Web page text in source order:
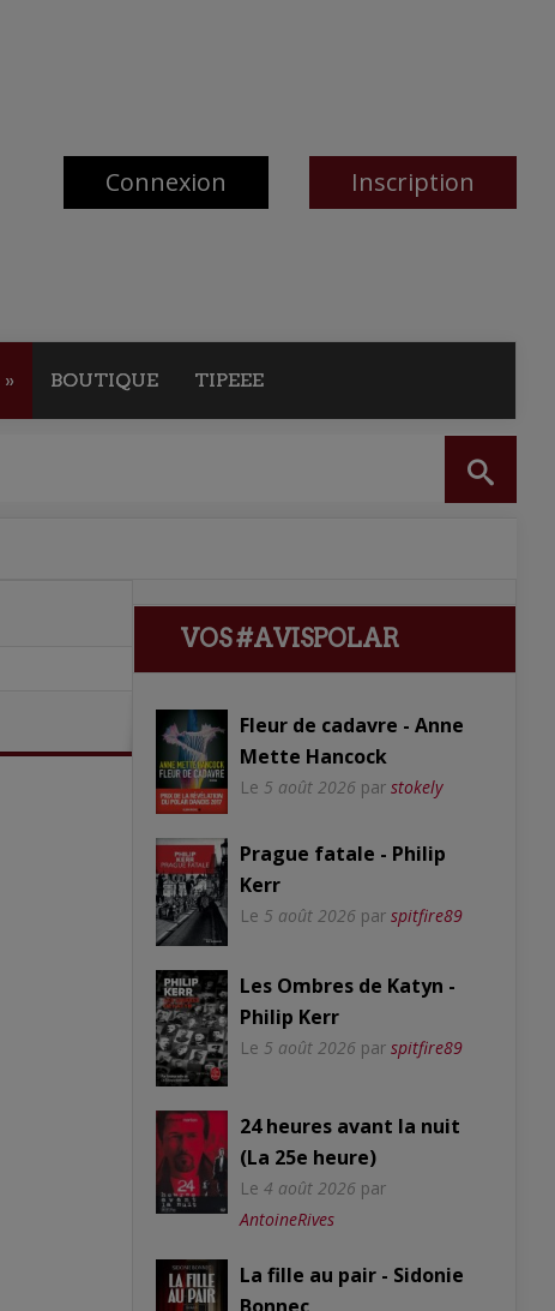
Connexion Inscription
» BOUTIQUE TIPEEE
VOS #AVISPOLAR
Fleur de cadavre - Anne
Mette Hancock
Le 5 août 2026 par stokely
Prague fatale - Philip
Kerr
Le 5 août 2026 par spitfire89
Les Ombres de Katyn -
Philip Kerr
Le 5 août 2026 par spitfire89
24 heures avant la nuit
(La 25e heure)
Le 4 août 2026 par
AntoineRives
La fille au pair - Sidonie